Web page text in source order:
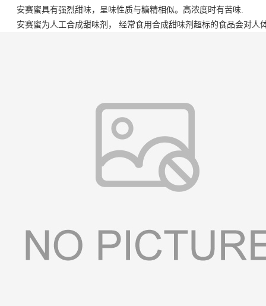
安赛蜜具有强烈甜味，呈味性质与糖精相似。高浓度时有苦味.
安赛蜜为人工合成甜味剂， 经常食用合成甜味剂超标的食品会对